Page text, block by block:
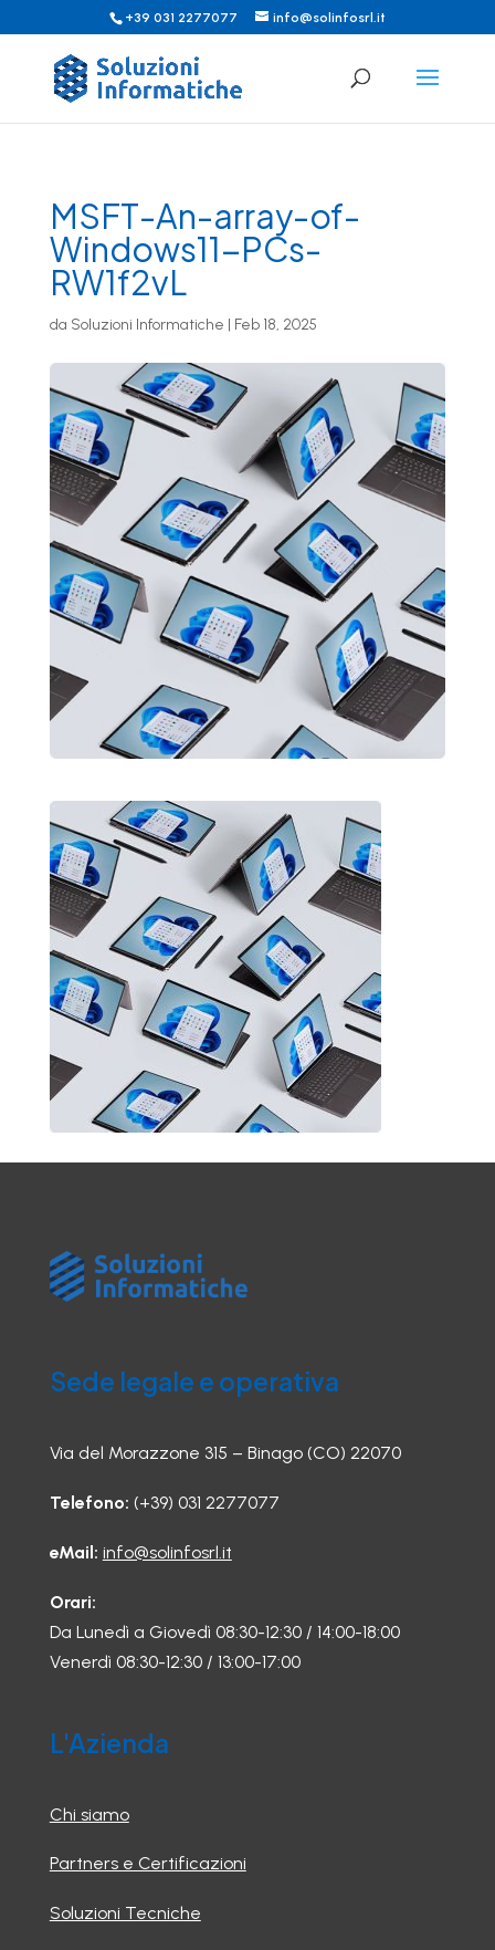
+39 031 2277077 info@solinfosrl.it
MSFT-An-array-of-
Windows11-PCs-
RW1f2vL
da Soluzioni Informatiche | Feb 18, 2025
Sede legale e operativa
Via del Morazzone 315 – Binago (CO) 22070
Telefono: (+39) 031 2277077
eMail: info@solinfosrl.it
Orari:
Da Lunedì a Giovedì 08:30-12:30 / 14:00-18:00
Venerdì 08:30-12:30 / 13:00-17:00
L'Azienda
Chi siamo
Partners e Certificazioni
Soluzioni Tecniche